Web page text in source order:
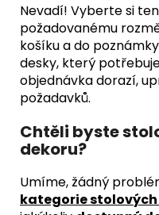
Nevadí! Vyberte si
požadovanému
košíku a do
desky, který
objednávka dorazí,
požadavků.
Chtěli byste
dekoru?
Umíme, žádný
kategorie stolových